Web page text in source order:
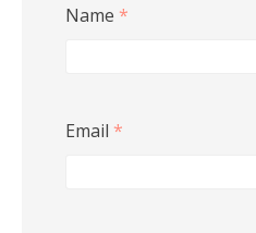
Name *
Email *